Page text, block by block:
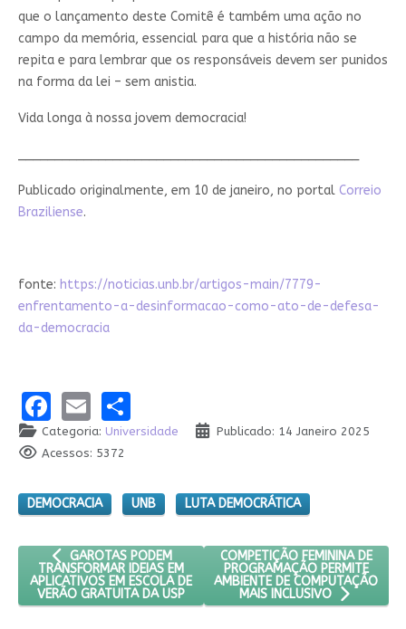
que o lançamento deste Comitê é também uma ação no
campo da memória, essencial para que a história não se
repita e para lembrar que os responsáveis devem ser punidos
na forma da lei – sem anistia.
Vida longa à nossa jovem democracia!
Publicado originalmente, em 10 de janeiro, no portal Correio
Braziliense.
fonte: https://noticias.unb.br/artigos-main/7779-
enfrentamento-a-desinformacao-como-ato-de-defesa-
da-democracia
Facebook
EmailShare
Categoria: Universidade
Publicado: 14 Janeiro 2025
Acessos: 5372
DEMOCRACIA UNB LUTA DEMOCRÁTICA
ARTIGO ANTERIOR: GAROTAS PODEM TRANSFORMAR
GAROTAS PODEM
TRANSFORMAR IDEIAS EM
APLICATIVOS EM ESCOLA DE
VERÃO GRATUITA DA USP
PRÓXIMO ARTIGO:
COMPETIÇÃO FEMININA DE
PROGRAMAÇÃO PERMITE
AMBIENTE DE COMPUTAÇÃO
MAIS INCLUSIVO